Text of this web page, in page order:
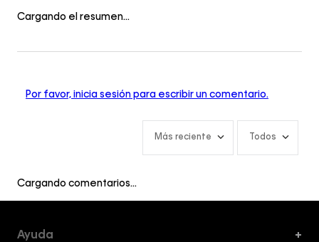
Cargando el resumen…
Por favor, inicia sesión para escribir un comentario.
Más reciente Todos
Cargando comentarios…
Ayuda +